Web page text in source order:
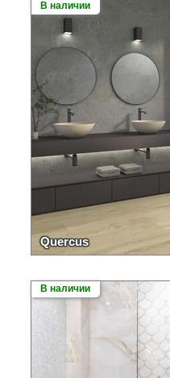
В наличии
Quercus
В наличии